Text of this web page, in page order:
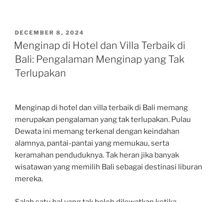
POSTED
ON
DECEMBER 8, 2024
Menginap di Hotel dan Villa Terbaik di
Bali: Pengalaman Menginap yang Tak
Terlupakan
Menginap di hotel dan villa terbaik di Bali memang
merupakan pengalaman yang tak terlupakan. Pulau
Dewata ini memang terkenal dengan keindahan
alamnya, pantai-pantai yang memukau, serta
keramahan penduduknya. Tak heran jika banyak
wisatawan yang memilih Bali sebagai destinasi liburan
mereka.